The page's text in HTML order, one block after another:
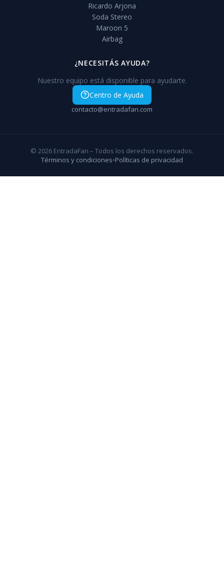
Ricardo Arjona
Soda Stereo
Maroon 5
Airbag
¿NECESITÁS AYUDA?
Nuestro equipo está disponible para ayudarte.
Centro de Ayuda
contacto@entradafan.com
© 2026 EntradaFan – Todos los derechos reservados.
Términos y condiciones•Políticas de privacidad